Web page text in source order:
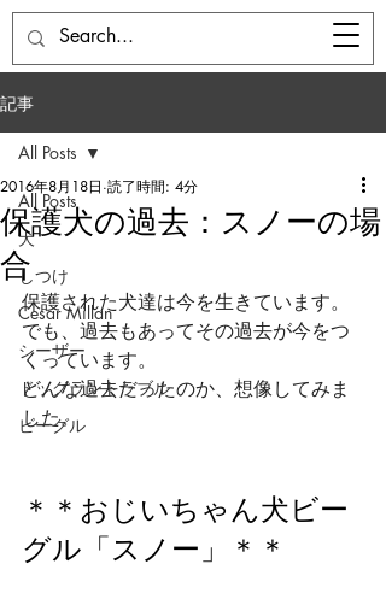
ドッグベース七国山
記事
All Posts
犬
しつけ
Cesar Millan
シーザー
ドッグラントラブル
ビーグル
All Posts
保護犬の過去：スノーの場
合
2016年8月18日 読了時間: 4分
保護された犬達は今を生きています。
でも、過去もあってその過去が今をつ
くっています。
どんな過去だったのか、想像してみま
した。
＊＊おじいちゃん犬ビー
グル「スノー」＊＊